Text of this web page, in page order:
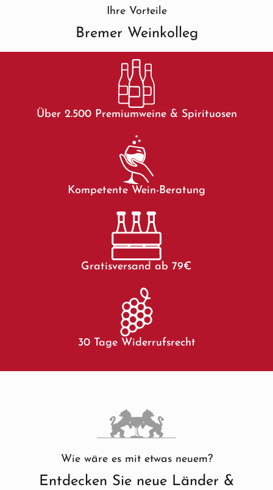
Ihre Vorteile
Bremer Weinkolleg
Über 2.500 Premiumweine & Spirituosen
Kompetente Wein-Beratung
Gratisversand ab 79€
30 Tage Widerrufsrecht
Wie wäre es mit etwas neuem?
Entdecken Sie neue Länder &